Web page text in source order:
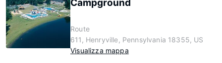
Campground
Route
611, Henryville, Pennsylvania 18355, US
Visualizza mappa